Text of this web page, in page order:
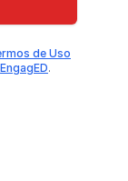
de Uso
EngagED.